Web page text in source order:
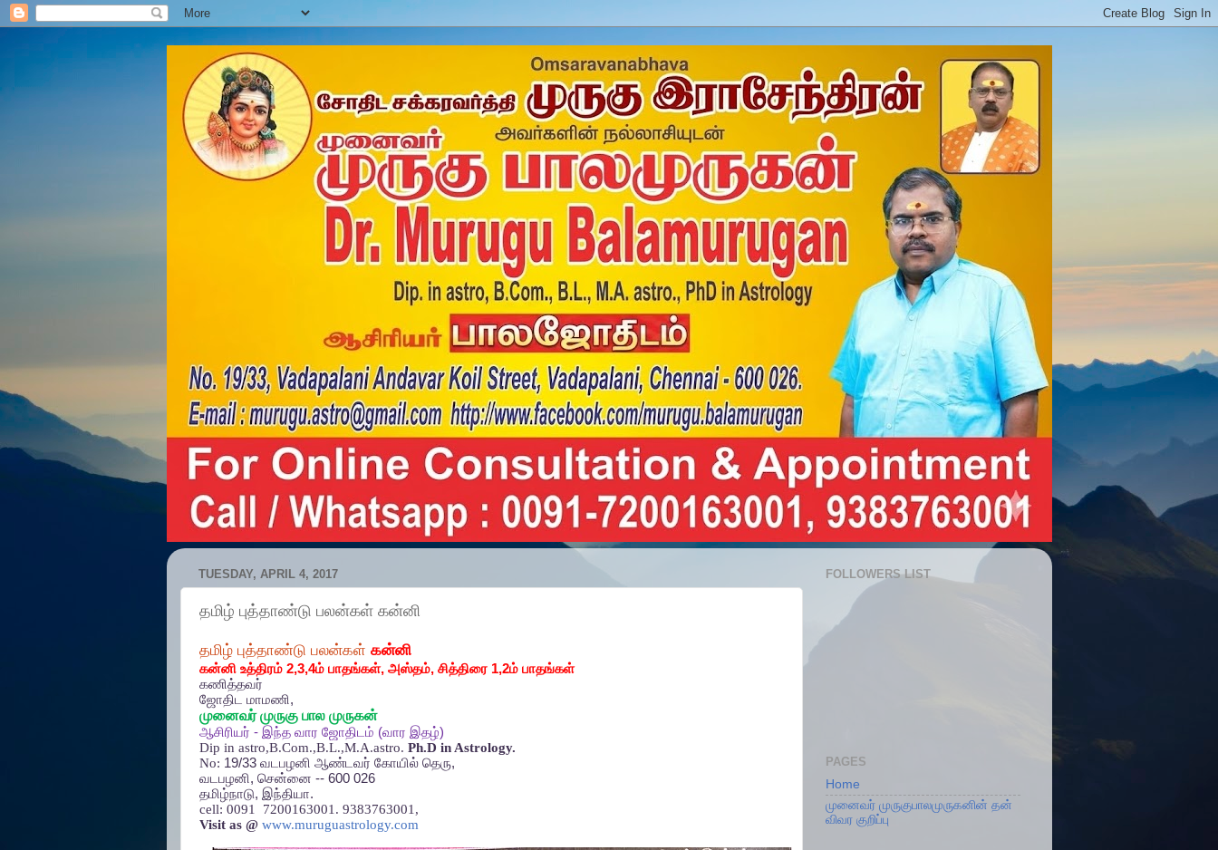
TUESDAY, APRIL 4, 2017
தமிழ் புத்தாண்டு பலன்கள் கன்னி
தமிழ் புத்தாண்டு பலன்கள் கன்னி
கன்னி உத்திரம்2,3,4ம் பாதங்கள், அஸ்தம், சித்திரை1,2ம் பாதங்கள்
கணித்தவர்
ஜோதிட
மாமணி,
முனைவர் முருகு பால முருகன்
ஆசிரியர் - இந்த வார ஜோதிடம் (வார இதழ்)
Dip in astro,B.Com.,B.L.,M.A.astro. Ph.D in Astrology.
No: 19/33 வடபழனி ஆண்டவர் கோயில் தெரு,
வடபழனி, சென்னை -- 600 026
தமிழ்நாடு, இந்தியா.
cell: 0091 7200163001. 9383763001,
Visit as @ www.muruguastrology.com
FOLLOWERS LIST
PAGES
Home
முனைவர் முருகுபாலமுருகனின் தன்
விவர குறிப்பு